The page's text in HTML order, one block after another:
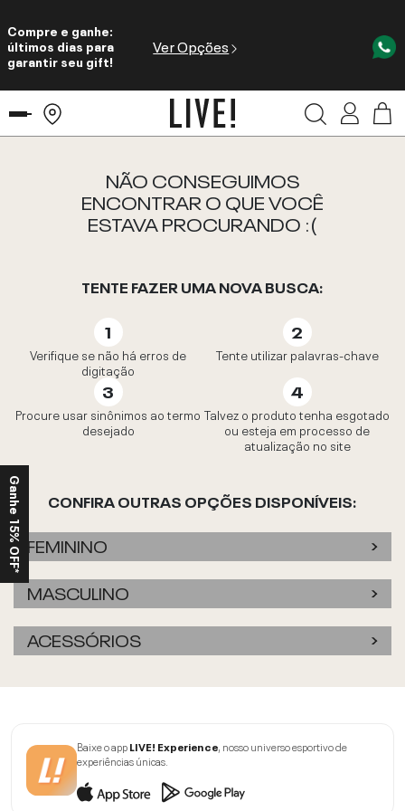
Compre e ganhe:
últimos dias para
garantir seu gift!
Ver Opções
NÃO CONSEGUIMOS
ENCONTRAR O QUE VOCÊ
ESTAVA PROCURANDO :(
TENTE FAZER UMA NOVA BUSCA:
Verifique se não há erros de
digitação
Tente utilizar palavras-chave
Procure usar sinônimos ao termo
desejado
Talvez o produto tenha esgotado
ou esteja em processo de
atualização no site
CONFIRA OUTRAS OPÇÕES DISPONÍVEIS:
FEMININO
MASCULINO
ACESSÓRIOS
Baixe o appLIVE! Experience, nosso universo esportivo de
experiências únicas.
Ganhe 15% OFF*